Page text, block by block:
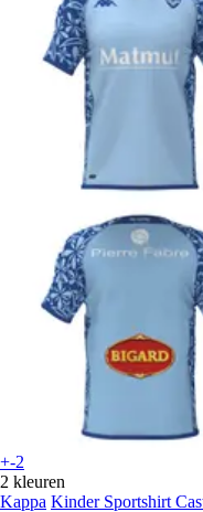
+-2
2 kleuren
Kappa Kinder Sportshirt